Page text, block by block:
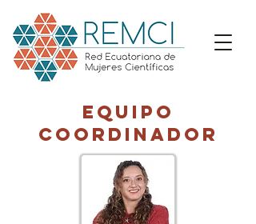
Equipo
Coordinador